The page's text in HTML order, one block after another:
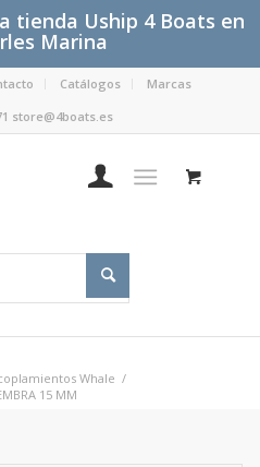
tienda Uship 4 Boats en
Marina
Catálogos
Marcas
store@4boats.es
Whale /
15 MM